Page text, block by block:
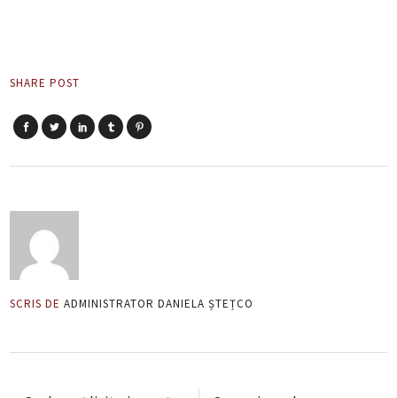
SHARE POST
SCRIS DE ADMINISTRATOR DANIELA ȘTEȚCO